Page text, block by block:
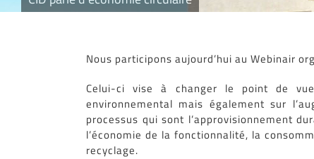
Nous participons aujourd’hui au Webinair
Celui-ci vise à changer le point de
environnemental mais également sur
processus qui sont l’approvisionnement
l’économie de la fonctionnalité, la
recyclage.